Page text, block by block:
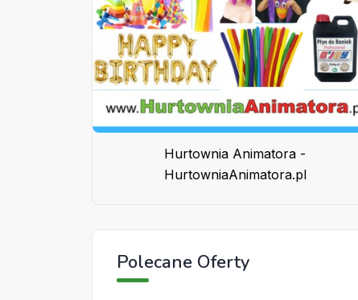
Hurtownia Animatora -
HurtowniaAnimatora.pl
Polecane Oferty